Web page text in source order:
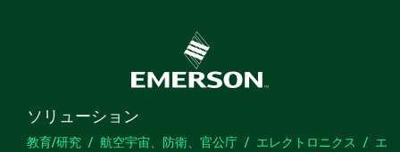
ソリューション
教育/研究 航空宇宙、防衛、官公庁 エレクトロニクス
エ